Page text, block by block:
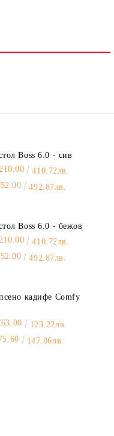
Boss 6.0 - сив
410.72лв.
492.87лв.
Boss 6.0 - бежов
410.72лв.
492.87лв.
кадифе Comfy
123.22лв.
147.86лв.